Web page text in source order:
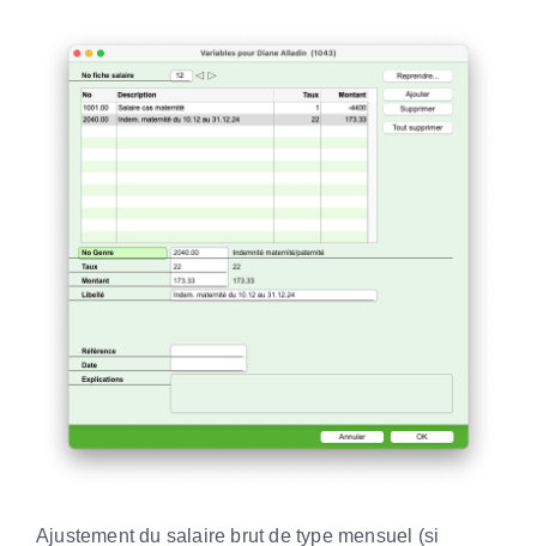
Ajustement du salaire brut de type mensuel (si